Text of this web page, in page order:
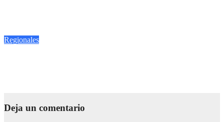
Regionales
Deja un comentario